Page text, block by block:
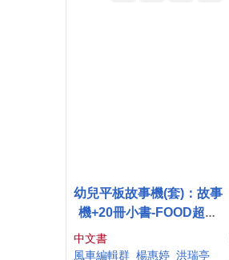
幼兒平板故事機(套)：故事
機+20冊小書-FOOD超人
中文書
風車編輯群 楊惠婷 洪瑞亭